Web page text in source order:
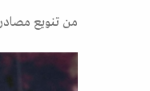
من تنويع مصادر